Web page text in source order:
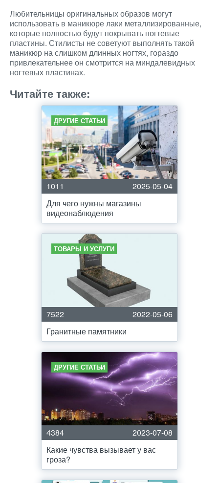
Любительницы оригинальных образов могут
использовать в маникюре лаки металлизированные,
которые полностью будут покрывать ногтевые
пластины. Стилисты не советуют выполнять такой
маникюр на слишком длинных ногтях, гораздо
привлекательнее он смотрится на миндалевидных
ногтевых пластинах.
Читайте также:
ДРУГИЕ СТАТЬИ
1011
2025-05-04
Для чего нужны магазины
видеонаблюдения
ТОВАРЫ И УСЛУГИ
7522
2022-05-06
Гранитные памятники
ДРУГИЕ СТАТЬИ
4384
2023-07-08
Какие чувства вызывает у вас
гроза?